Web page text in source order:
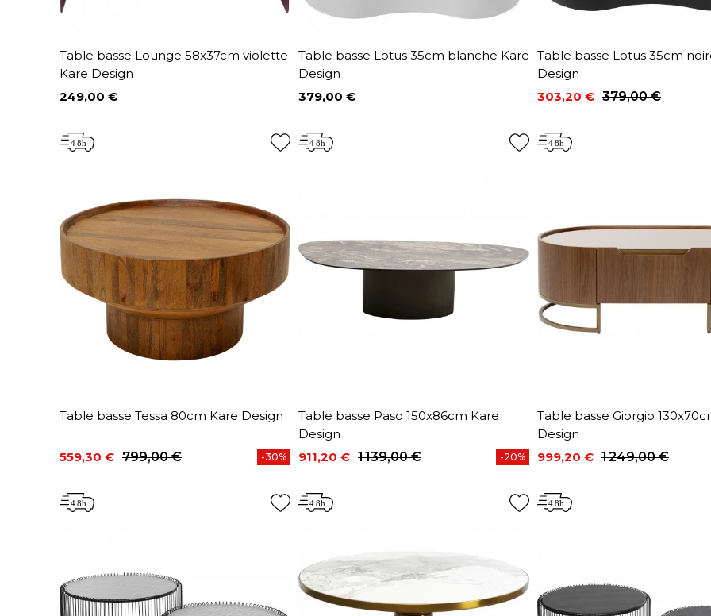
Table basse Lounge 58x37cm violette
Kare Design
Prix
249,00 €
Table basse Lotus 35cm blanche Kare
Design
Prix
379,00 €
Table basse Lotus 35cm
Design
Prix
303,20 €
Prix de base379,00 €
Table basse Tessa 80cm Kare Design
Prix
559,30 €
Prix de base799,00 € -30%
Table basse Paso 150x86cm Kare
Design
Prix
911,20 €
Prix de base1 139,00 € -20%
Table basse Giorgio
Design
Prix
999,20 €
Prix de base1 249,00 €